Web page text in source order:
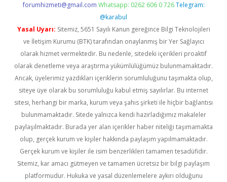
forumhizmeti@gmail.com Whatsapp: 0262 606 0 726 Telegram:
@karabul
Yasal Uyarı: Sitemiz, 5651 Sayılı Kanun gereğince Bilgi Teknolojileri
ve İletişim Kurumu (BTK) tarafından onaylanmış bir Yer Sağlayıcı
olarak hizmet vermektedir. Bu nedenle, sitedeki içerikleri proaktif
olarak denetleme veya araştırma yükümlülüğümüz bulunmamaktadır.
Ancak, üyelerimiz yazdıkları içeriklerin sorumluluğunu taşımakta olup,
siteye üye olarak bu sorumluluğu kabul etmiş sayılırlar. Bu internet
sitesi, herhangi bir marka, kurum veya şahıs şirketi ile hiçbir bağlantısı
bulunmamaktadır. Sitede yalnızca kendi hazırladığımız makaleler
paylaşılmaktadır. Burada yer alan içerikler haber niteliği taşımamakta
olup, gerçek kurum ve kişiler hakkında paylaşım yapılmamaktadır.
Gerçek kurum ve kişiler ile isim benzerlikleri tamamen tesadüfidir.
Sitemiz, kar amacı gütmeyen ve tamamen ücretsiz bir bilgi paylaşım
platformudur. Hukuka ve yasal düzenlemelere aykırı olduğunu